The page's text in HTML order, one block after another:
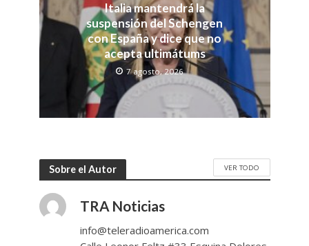
Italia mantendrá la
suspensión del Schengen
con España y dice que no
acepta ultimátums
7 agosto, 2026
Sobre el Autor VER TODO
TRA Noticias
info@teleradioamerica.com